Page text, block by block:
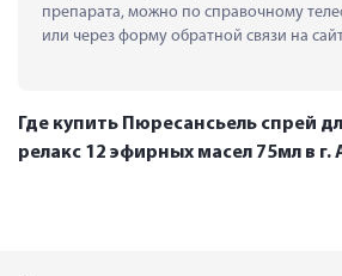
препарата, можно по справочному
или через форму обратной связи на
Где купить Пюресансьель спрей
релакс 12 эфирных масел 75мл в г.